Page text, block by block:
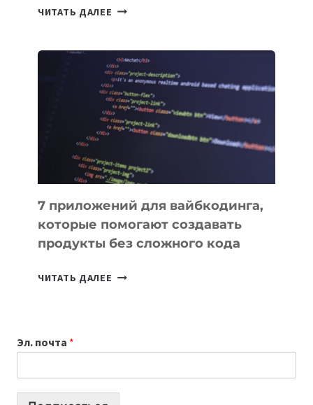
ЧИТАТЬ ДАЛЕЕ ТАСК-
ПОЛЕЗНЫХ
ИНСТРУМЕНТОВ
ДЛЯ
РАБОТЫ
7 приложений для вайбкодинга,
которые помогают создавать
продукты без сложного кода
ЧИТАТЬ ДАЛЕЕ
СОЗДАВАТЬ
ПРОДУКТЫ
Эл. почта *